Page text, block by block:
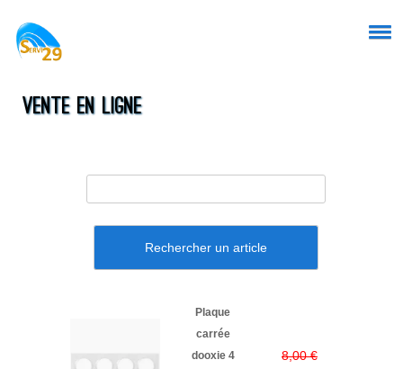
Vente en ligne
Rechercher un article
Plaque
carrée
dooxie 4
8,00 €